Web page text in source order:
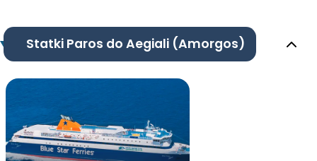
Statki Paros do Aegiali (Amorgos)